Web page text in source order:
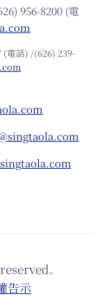
956-8200 (電
(電話) /(626) 239-
告⽰